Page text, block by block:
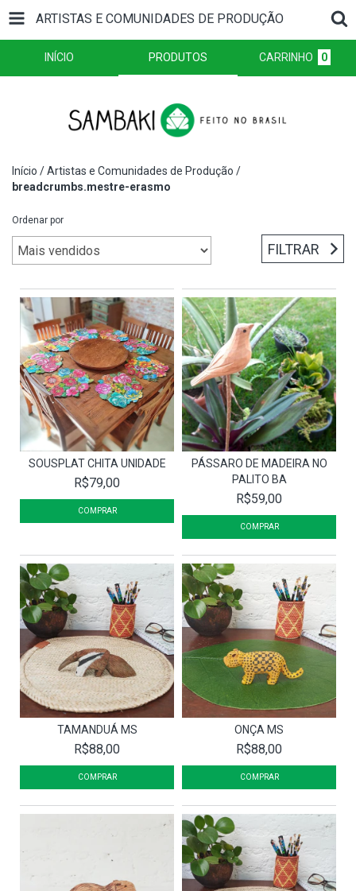
ARTISTAS E COMUNIDADES DE PRODUÇÃO
INÍCIO PRODUTOS CARRINHO 0
Início /Artistas e Comunidades de Produção /
breadcrumbs.mestre-erasmo
Ordenar por
FILTRAR
SOUSPLAT CHITA UNIDADE
R$79,00
PÁSSARO DE MADEIRA NO
PALITO BA
R$59,00
TAMANDUÁ MS
R$88,00
ONÇA MS
R$88,00